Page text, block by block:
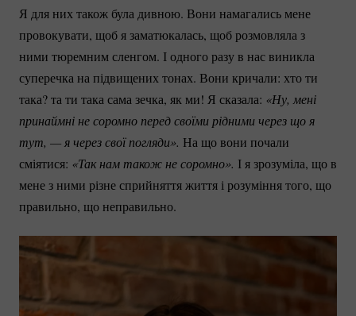
Я для них також була дивною. Вони намагались мене
провокувати, щоб я заматюкалась, щоб розмовляла з
ними тюремним сленгом. І одного разу в нас виникла
суперечка на підвищених тонах. Вони кричали: хто ти
така? та ти така сама зечка, як ми! Я сказала: «Ну, мені
принаймні не соромно перед своїми рідними через що я
тут, — я через свої погляди». На що вони почали
сміятися: «Так нам також не соромно». І я зрозуміла, що в
мене з ними різне сприйняття життя і розуміння того, що
правильно, що неправильно.